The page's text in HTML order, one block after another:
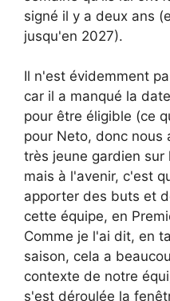
signé il y a deux ans
jusqu'en 2027).
Il n'est évidemment
car il a manqué la
pour être éligible (ce
pour Neto, donc nous
très jeune gardien
mais à l'avenir, c'est
apporter des buts et
cette équipe, en
Comme je l'ai dit, en
saison, cela a
contexte de notre
s'est déroulée la